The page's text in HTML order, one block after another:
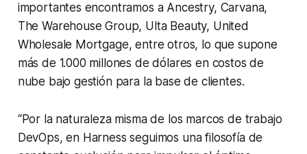
importantes encontramos a Ancestry, Carvana,
The Warehouse Group, Ulta Beauty, United
Wholesale Mortgage, entre otros, lo que supone
más de 1.000 millones de dólares en costos de
nube bajo gestión para la base de clientes.
“Por la naturaleza misma de los marcos de trabajo
DevOps, en Harness seguimos una filosofía de